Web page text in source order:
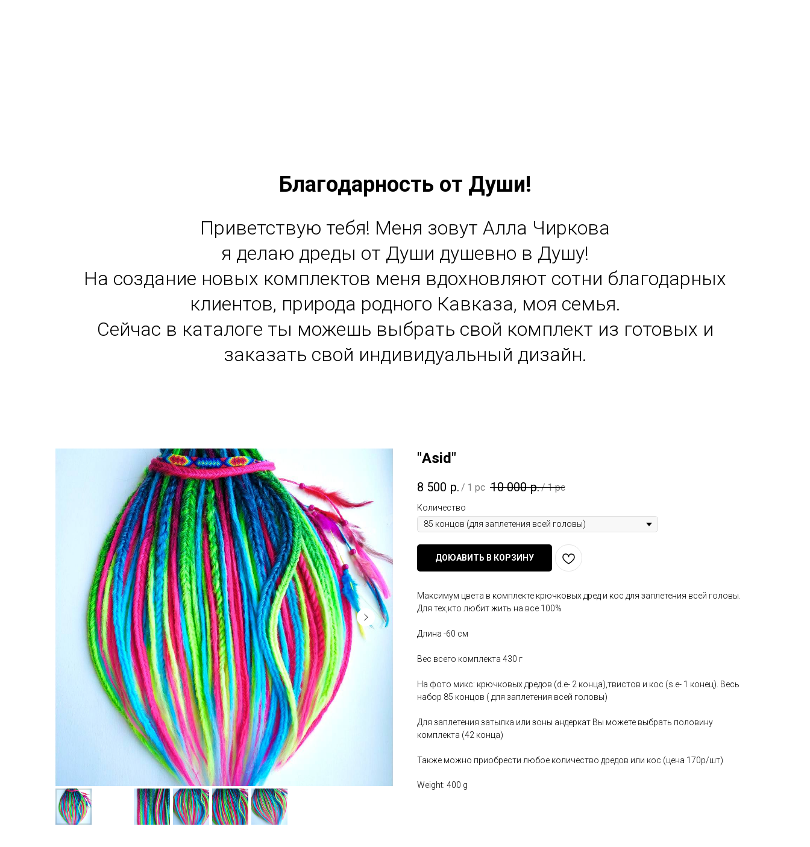
Благодарность от Души!
Приветствую тебя! Меня зовут Алла Чиркова
я делаю дреды от Души душевно в Душу!
На создание новых комплектов меня вдохновляют сотни благодарных
клиентов, природа родного Кавказа, моя семья.
Сейчас в каталоге ты можешь выбрать свой комплект из готовых и
заказать свой индивидуальный дизайн.
"Аsid"
8 500 р. / 1 pc 10 000 р./1 pc
Количество
ДОЮАВИТЬ В КОРЗИНУ
Максимум цвета в комплекте крючковых дред и кос для заплетения всей головы.
Для тех,кто любит жить на все 100%
Длина -60 см
Вес всего комплекта 430 г
На фото микс: крючковых дредов (d.e- 2 конца),твистов и кос (s.e- 1 конец). Весь
набор 85 концов ( для заплетения всей головы)
Для заплетения затылка или зоны андеркат Вы можете выбрать половину
комплекта (42 конца)
Также можно приобрести любое количество дредов или кос (цена 170р/шт)
Weight: 400 g